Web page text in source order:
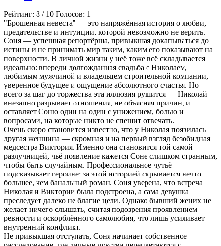
Рейтинг: 8 / 10 Голосов: 1
"Брошенная невеста" — это напряжённая история о любви,
предательстве и интуиции, которой невозможно не верить.
Соня — успешная репортёрша, привыкшая докапываться до
истины и не принимать мир таким, каким его показывают на
поверхности. В личной жизни у неё тоже всё складывается
идеально: впереди долгожданная свадьба с Николаем,
любимым мужчиной и владельцем строительной компании,
уверенное будущее и ощущение абсолютного счастья. Но
всего за шаг до торжества эта иллюзия рушится — Николай
внезапно разрывает отношения, не объясняя причин, и
оставляет Соню один на один с унижением, болью и
вопросами, на которые никто не спешит отвечать.
Очень скоро становится известно, что у Николая появилась
другая женщина — скромная и на первый взгляд безобидная
медсестра Виктория. Именно она становится той самой
разлучницей, чьё появление кажется Соне слишком странным,
чтобы быть случайным. Профессиональное чутьё
подсказывает героине: за этой историей скрывается нечто
большее, чем банальный роман. Соня уверена, что встреча
Николая и Виктории была подстроена, а сама девушка
преследует далеко не благие цели. Однако бывший жених не
желает ничего слышать, считая подозрения проявлением
ревности и оскорблённого самолюбия, что лишь усиливает
внутренний конфликт.
Не привыкшая отступать, Соня начинает собственное